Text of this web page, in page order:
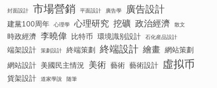
封面設計 市場營銷 平面設計 廣告學 廣告設計
建黨100周年 心理學 心理研究 挖礦 政治經濟 散文
時政經濟 李曉偉 比特币 環境識别設計 石化産品設計
端架設計 策劃設計 終端策劃 終端設計 繪畫 網站策劃
網站設計 美國民主情況 美術 藝術 藝術設計 虛拟币
貨架設計 道家學說 随筆